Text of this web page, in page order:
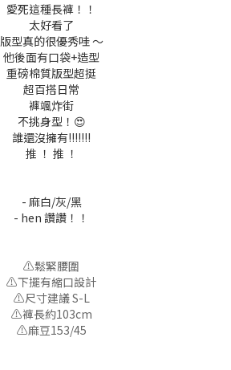
愛死這種長褲！！
太好看了
版型真的很優秀哇 ～
他後面有口袋+造型
重磅棉質版型超挺
超百搭日常
褲颯炸街
不挑身型！😍
誰還沒擁有!!!!!!!
推 ！ 推 ！
- 麻白/灰/黑
- hen 讚讚！！
⚠️鬆緊腰圍
⚠️下擺有縮口設計
⚠️尺寸建議 S-L
⚠️褲長約103cm
⚠️麻豆153/45